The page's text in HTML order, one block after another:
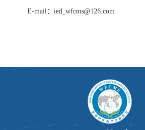
E-mail：ied_wfcms@126.com